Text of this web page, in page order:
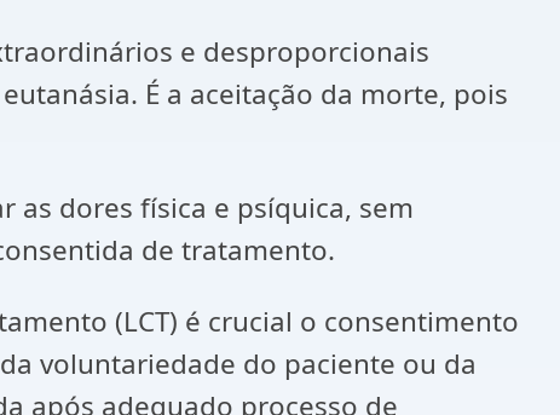
e desproporcionais
É a aceitação da morte, pois
as dores física e psíquica, sem
de tratamento.
(LCT) é crucial o consentimento
voluntariedade do paciente ou da
após adequado processo de